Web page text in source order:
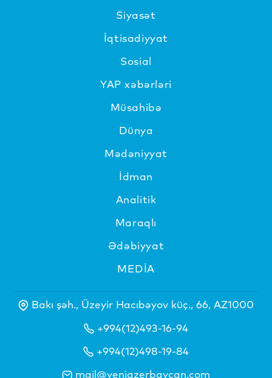
Siyasət
İqtisadiyyat
Sosial
YAP xəbərləri
Müsahibə
Dünya
Mədəniyyat
İdman
Analitik
Maraqlı
Ədəbiyyat
MEDİA
Bakı şəh., Üzeyir Hacıbəyov küç., 66, AZ1000
+994(12)493-16-94
+994(12)498-19-84
mail@yeniazerbaycan.com